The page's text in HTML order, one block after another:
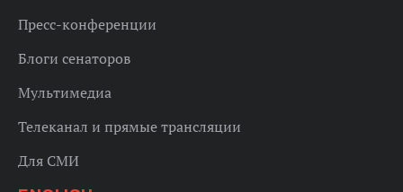
Пресс-конференции
Блоги сенаторов
Мультимедиа
Телеканал и прямые трансляции
Для СМИ